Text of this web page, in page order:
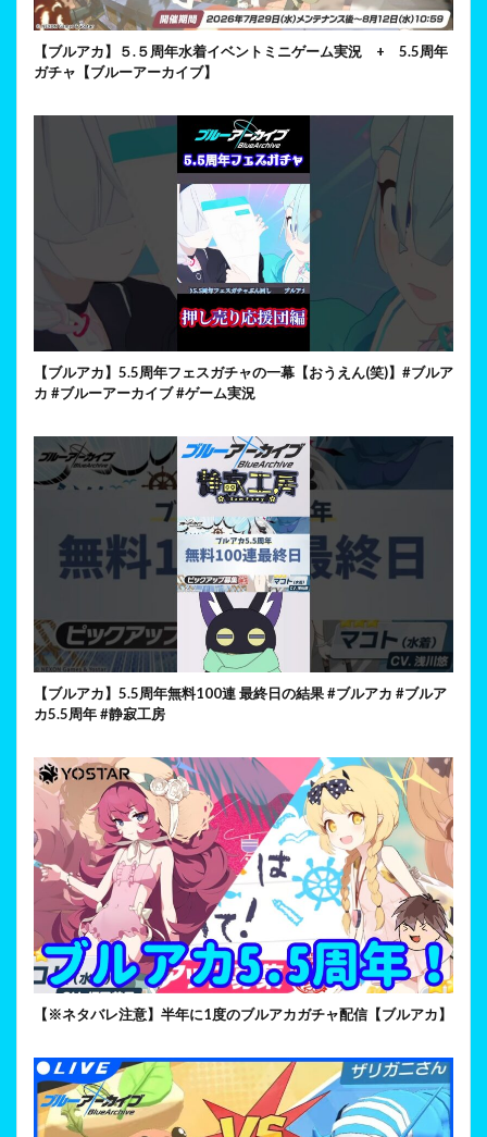
【ブルアカ】５.５周年水着イベントミニゲーム実況 + 5.5周年
ガチャ【ブルーアーカイブ】
【ブルアカ】5.5周年フェスガチャの一幕【おうえん(笑)】#ブルア
カ #ブルーアーカイブ #ゲーム実況
【ブルアカ】5.5周年無料100連 最終日の結果 #ブルアカ #ブルア
カ5.5周年 #静寂工房
【※ネタバレ注意】半年に1度のブルアカガチャ配信【ブルアカ】